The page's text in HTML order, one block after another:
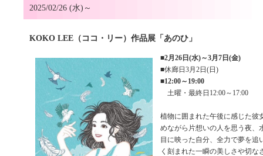
2025/02/26 (水)～
KOKO LEE（ココ・リー）作品展「あのひ」
■2月26日(水)～3月7日(金)
■休廊日3月2日(日)
■12:00～19:00
土曜・最終日12:00～17:00
植物に囲まれた午後に感じた彼
めながら片想いの人を思う夜、
目に映った自分、全力で夢を追
く刻まれた一瞬の美しさや切な